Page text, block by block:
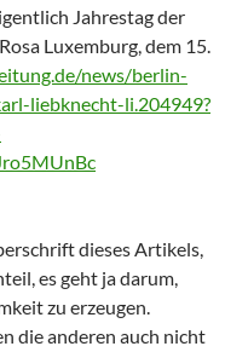
Jahrestag der
Luxemburg, dem 15.
news/berlin-
liebknecht-li.204949?
dieses Artikels,
es geht ja darum,
zu erzeugen.
die anderen auch nicht